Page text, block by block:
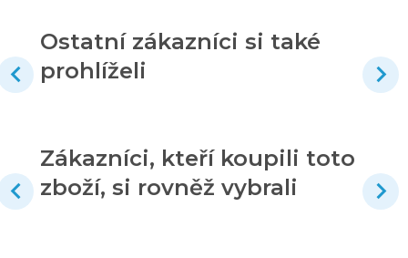
Ostatní zákazníci si také
prohlíželi
Zákazníci, kteří koupili toto
zboží, si rovněž vybrali